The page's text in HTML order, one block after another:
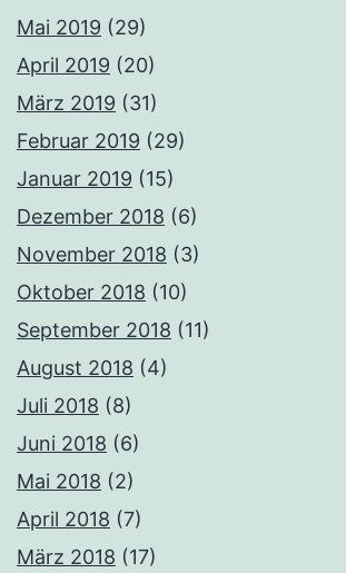
Mai 2019 (29)
April 2019 (20)
März 2019 (31)
Februar 2019 (29)
Januar 2019 (15)
Dezember 2018 (6)
November 2018 (3)
Oktober 2018 (10)
September 2018 (11)
August 2018 (4)
Juli 2018 (8)
Juni 2018 (6)
Mai 2018 (2)
April 2018 (7)
März 2018 (17)